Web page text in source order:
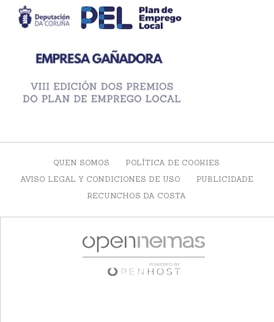
QUEN SOMOS
POLÍTICA DE COOKIES
AVISO LEGAL Y CONDICIONES DE USO
PUBLICIDADE
RECUNCHOS DA COSTA